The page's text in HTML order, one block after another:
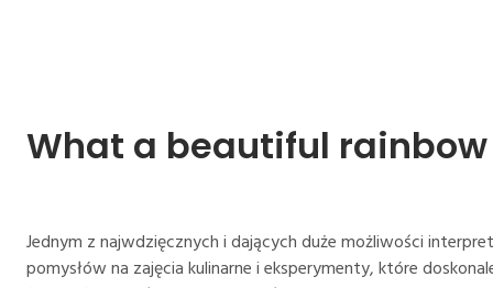
What a beautiful rainbow
Jednym z najwdzięcznych i dających duże możliwości
pomysłów na zajęcia kulinarne i eksperymenty, które